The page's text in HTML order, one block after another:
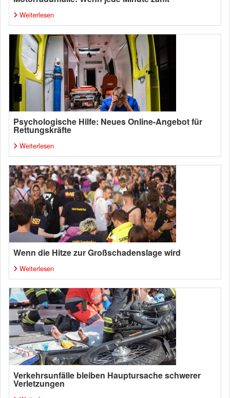
Weiterlesen
Psychologische Hilfe: Neues Online-Angebot für
Rettungskräfte
Weiterlesen
Wenn die Hitze zur Großschadenslage wird
Weiterlesen
Verkehrsunfälle bleiben Hauptursache schwerer
Verletzungen